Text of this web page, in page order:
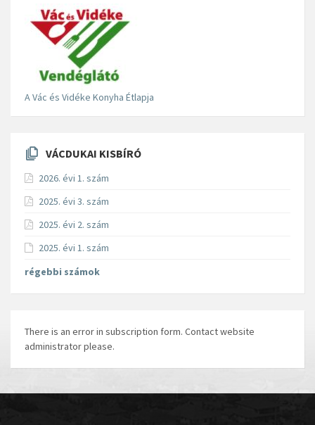
A Vác és Vidéke Konyha Étlapja
VÁCDUKAI KISBÍRÓ
2026. évi 1. szám
2025. évi 3. szám
2025. évi 2. szám
2025. évi 1. szám
régebbi számok
There is an error in subscription form. Contact website
administrator please.